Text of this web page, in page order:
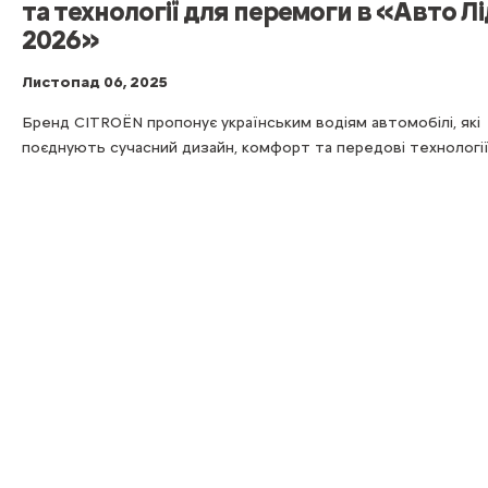
та технології для перемоги в «Авто
2026»
Листопад 06, 2025
Бренд CITROËN пропонує українським водіям автомобілі, які
поєднують сучасний дизайн, комфорт та передові